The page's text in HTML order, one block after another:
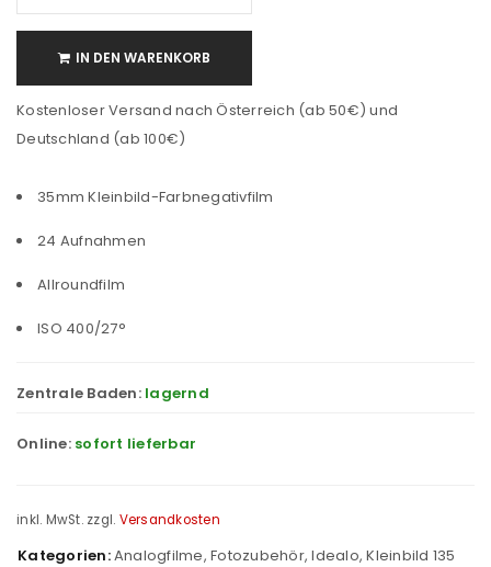
IN DEN WARENKORB
Kostenloser Versand nach Österreich (ab 50€) und
Deutschland (ab 100€)
35mm Kleinbild-Farbnegativfilm
24 Aufnahmen
Allroundfilm
ISO 400/27°
Zentrale Baden: lagernd
Online: sofort lieferbar
inkl. MwSt. zzgl. Versandkosten
Kategorien:Analogfilme, Fotozubehör,Idealo,Kleinbild 135